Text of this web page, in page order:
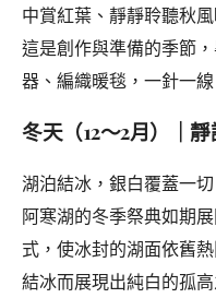
中賞紅葉、靜靜聆聽秋
這是創作與準備的季節
器、編織暖毯，一針一
冬天（12～2月）｜
湖泊結冰，銀白覆蓋一
阿寒湖的冬季祭典如期
式，使冰封的湖面依舊
結冰而展現出純白的孤